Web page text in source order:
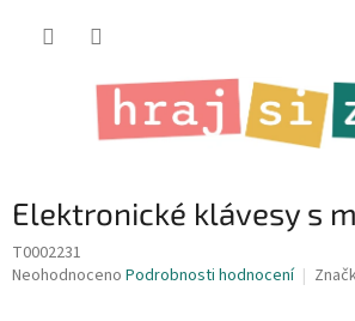
Elektronické klávesy s
T0002231
Průměrné
Neohodnoceno Podrobnosti hodnocení